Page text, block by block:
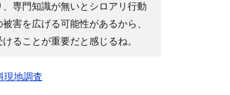
専門知識が無いとシロアリ行動
害を広げる可能性があるから、
ることが重要だと感じるね。
現地調査